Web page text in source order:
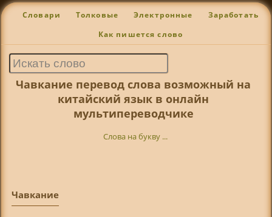
Словари Толковые Электронные Заработать
Как пишется слово
Чавкание перевод слова возможный на
китайский язык в онлайн
мультипереводчике
Слова на букву ...
Чавкание